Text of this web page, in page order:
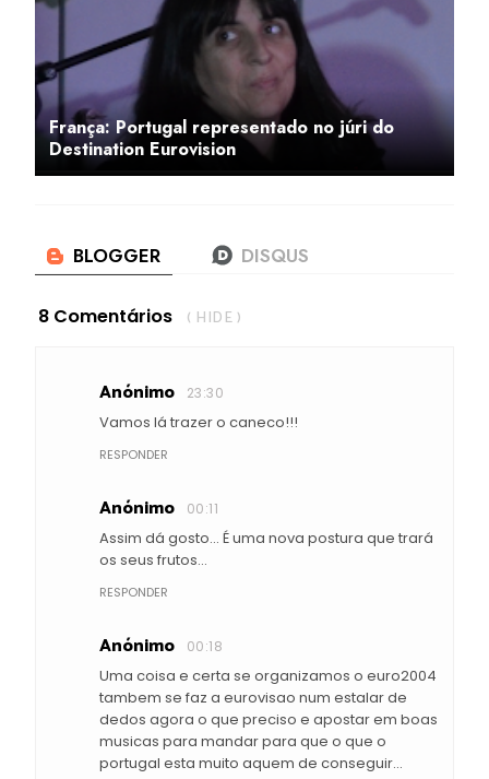
França: Portugal representado no júri do
Destination Eurovision
8 Comentários ( HIDE )
Anónimo 23:30
Vamos lá trazer o caneco!!!
RESPONDER
Anónimo 00:11
Assim dá gosto... É uma nova postura que trará
os seus frutos...
RESPONDER
Anónimo 00:18
Uma coisa e certa se organizamos o euro2004
tambem se faz a eurovisao num estalar de
dedos agora o que preciso e apostar em boas
musicas para mandar para que o que o
portugal esta muito aquem de conseguir...